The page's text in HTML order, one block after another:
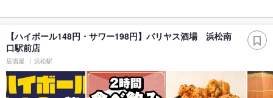
【ハイボール148円・サワー198円】バリヤス酒場 浜松南
口駅前店
居酒屋 浜松駅